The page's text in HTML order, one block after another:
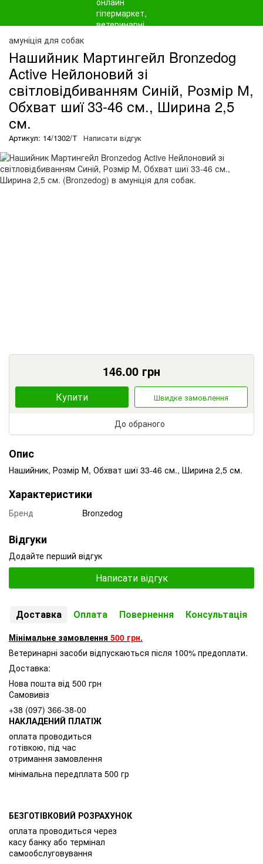
амуніція для собак
Нашийник Мартингейл Bronzedog
Active Нейлоновий зі
світловідбиванням Синій, Розмір М,
Обхват шиї 33-46 см., Ширина 2,5
см.
Артикул: 14/1302/Т Написати відгук
146.00 грн
Купити Швидке замовлення
До обраного
Опис
Нашийник, Розмір М, Обхват шиї 33-46 см., Ширина 2,5 см.
Характеристики
Бренд Bronzedog
Відгуки
Додайте перший відгук
Написати відгук
Доставка Оплата Повернення Консультація
Мінімальне замовлення 500 грн.
Ветеринарні засоби відпускаються після 100% предоплати.
Доставка:
Нова пошта від 500 грн
Самовивіз
+38 (097) 366-38-00
НАКЛАДЕНИЙ ПЛАТІЖ
оплата проводиться
готівкою, під час
отримання замовлення
мінімальна передплата 500 гр
БЕЗГОТІВКОВИЙ РОЗРАХУНОК
оплата проводиться через
касу банку або термінал
самообслуговування